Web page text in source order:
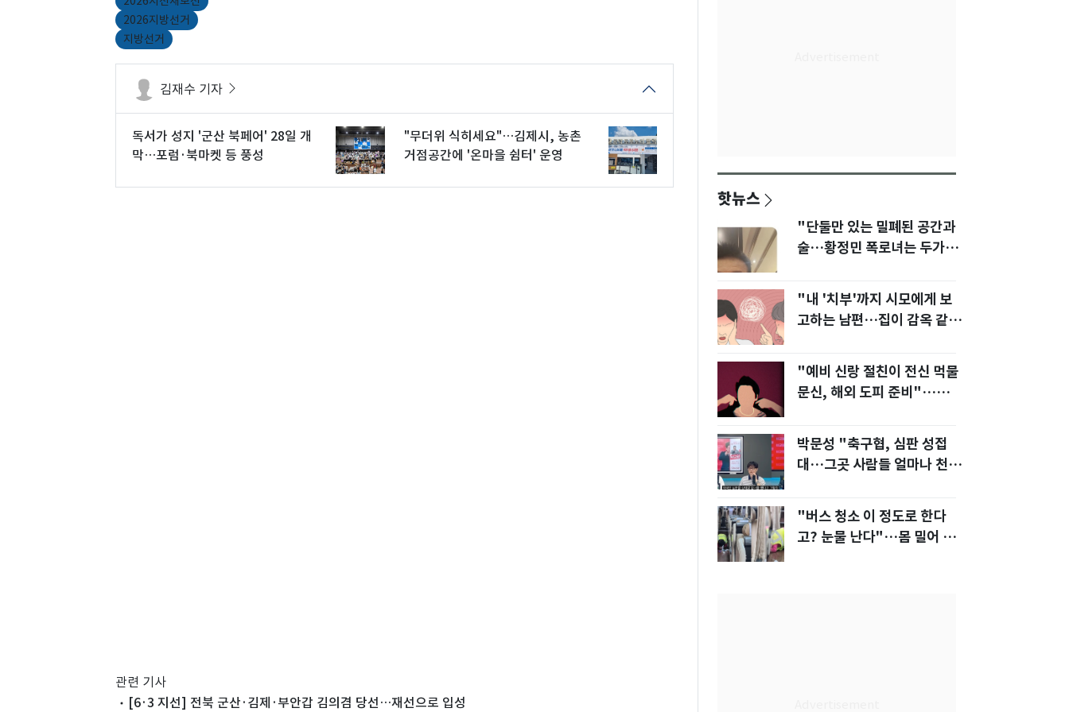
2026지방선거
지방선거
김재수 기자
독서가 성지 '군산 북페어' 28일 개
막…포럼·북마켓 등 풍성
"무더위 식히세요"…김제시, 농촌
거점공간에 '온마을 쉼터' 운영
관련 기사
[6·3 지선] 전북 군산·김제·부안갑 김의겸 당선…재선으로 입성
핫뉴스
"단둘만 있는 밀폐된 공간과
술…황정민 폭로녀는 두가지
"내 '치부'까지 시모에게 보
고하는 남편…집이 감옥 같
"예비 신랑 절친이 전신 먹물
문신, 해외 도피 준비"…예비
박문성 "축구협, 심판 성접
대…그곳 사람들 얼마나 천박
"버스 청소 이 정도로 한다
고? 눈물 난다"…몸 밀어 넣